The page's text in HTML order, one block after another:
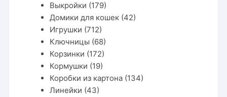
Выкройки (179)
Домики для кошек (42)
Игрушки (712)
Ключницы (68)
Корзинки (172)
Кормушки (19)
Коробки из картона (134)
Линейки (43)